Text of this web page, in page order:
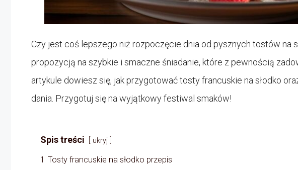
Czy jest coś lepszego niż rozpoczęcie dnia od pysznych tostów na
propozycją na szybkie i smaczne śniadanie, które z pewnością
artykule dowiesz się, jak przygotować tosty francuskie na słodko
dania. Przygotuj się na wyjątkowy festiwal smaków!
Spis treści ukryj
1 Tosty francuskie na słodko przepis